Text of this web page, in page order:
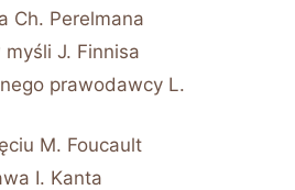
Ch. Perelmana
J. Finnisa
prawodawcy L.
M. Foucault
I. Kanta